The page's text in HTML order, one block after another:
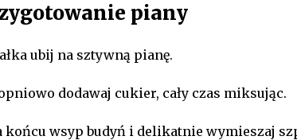
piany
ubij na sztywną pianę.
dodawaj cukier, cały czas miksując.
końcu wsyp budyń i delikatnie wymieszaj